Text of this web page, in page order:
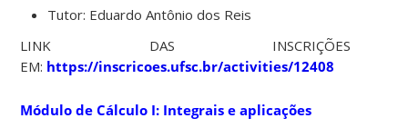
Tutor: Eduardo Antônio dos Reis
LINK DAS INSCRIÇÕES
EM: https://inscricoes.ufsc.br/activities/12408
Módulo de Cálculo I: Integrais e aplicações